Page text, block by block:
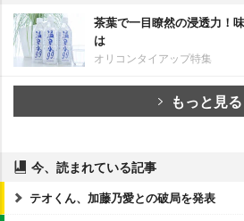
茶葉で一目瞭然の浸透力！
は
オリコンタイアップ特集
もっと見る
今、読まれている記事
テオくん、加藤乃愛との破局を発表